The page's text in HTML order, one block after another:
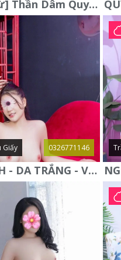
Hà Anh [Đại Từ] Thần Dâm Quyến Rũ Gợi Cảm - Ngực To Body Mượt
Giấy 0326771146
PHƯƠNG XINH - DA TRẮNG - VÚ TO - DÁNG ĐẸP - NGON